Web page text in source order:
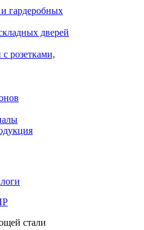
гардеробных
дверей
розетками,